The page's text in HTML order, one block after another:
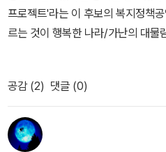
대한 규제를 풀고 민영 보험 업자들
서이 다큐멘티리 영화는 많은 시사
는 지에 대한 내막을 알고 싶으면
유럽의 의료보험제도가 많이 부러웠다) 빚을 진 사람은 희망을
절망한 사람들은 투표를 하지 않는
이 투표할 것이라고 말합니다. 그렇
나 미국의 가난한 사람들이 만약 영
속적으로 공격성, 분노, 적대감, 반
변환경의 부정적인 제재에 반복적으
대표격인 콜라에 함유되어 있는 인
게서 ADHD발병확률이 높다는 보
911 테러 이후 가장 많은 돈을 벌어들
테러의 주범으로 지목된 오사마 빈
문 또한 칼라일의 주요 투자고객 중
리의 삶을 어떻게 변화시킬지에 대
침을 가한다. 그 모르는 것들에 대해
로 사람의 마음을 움직이고자하는
우연히 본 EBS의 한 다큐프로에서
거였는데아이들을 3집단으로 나누
다.가운데 커다란 풍선 인형이 있는
프로젝트'라는 이 후보의 복지정책
르는 것이 행복한 나라/가난의 대물
을 개척하는 중년에게 도움을 주는
은 나라/빈곤에서 탈출하는데 실질
음놓고 어울려 살 수 있는 나라'를
7년 1월 3일 신년사에서 박근혜 한
공감 (2) 댓글 (0)